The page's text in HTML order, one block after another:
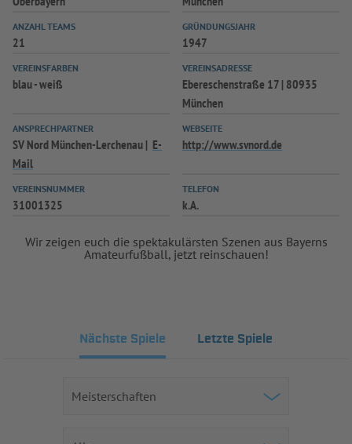
ANZAHL TEAMS
21
GRÜNDUNGSJAHR
1947
VEREINSFARBEN
blau - weiß
VEREINSADRESSE
Ebereschenstraße 17 | 80935
München
ANSPRECHPARTNER
SV Nord München-Lerchenau
E-
Mail
WEBSEITE
http://www.svnord.de
VEREINSNUMMER
31001325
TELEFON
k.A.
Wir zeigen euch die spektakulärsten Szenen aus Bayerns
Amateurfußball, jetzt reinschauen!
Nächste Spiele Letzte Spiele